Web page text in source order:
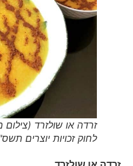
לחוק זכויות יוצרים תשס"ח 2007)